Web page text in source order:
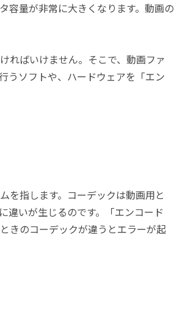
容量が非常に大きくなります。動画の
ればいけません。そこで、動画ファ
うソフトや、ハードウェアを「エン
を指します。コーデックは動画用と
違いが生じるのです。「エンコード
きのコーデックが違うとエラーが起